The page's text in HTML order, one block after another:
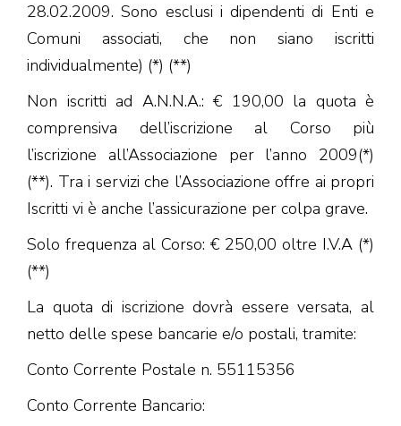
28.02.2009. Sono esclusi i dipendenti di Enti e
Comuni associati, che non siano iscritti
individualmente) (*) (**)
Non iscritti ad A.N.N.A.: € 190,00 la quota è
comprensiva dell’iscrizione al Corso più
l’iscrizione all’Associazione per l’anno 2009(*)
(**). Tra i servizi che l’Associazione offre ai propri
Iscritti vi è anche l’assicurazione per colpa grave.
Solo frequenza al Corso: € 250,00 oltre I.V.A (*)
(**)
La quota di iscrizione dovrà essere versata, al
netto delle spese bancarie e/o postali, tramite:
Conto Corrente Postale n. 55115356
Conto Corrente Bancario: